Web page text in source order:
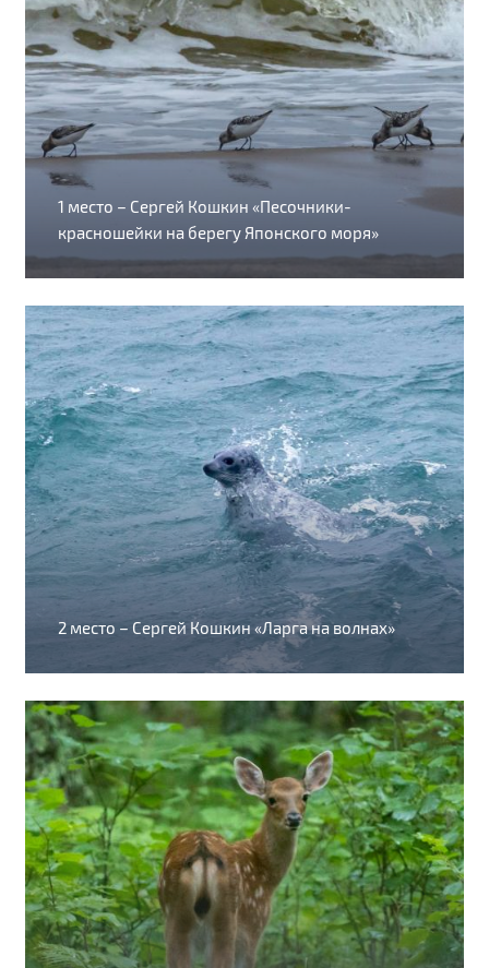
1 место – Сергей Кошкин «Песочники-
красношейки на берегу Японского моря»
2 место – Сергей Кошкин «Ларга на волнах»